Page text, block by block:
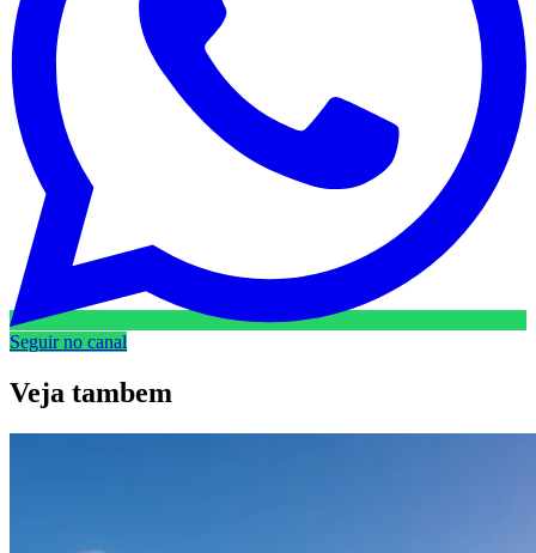
Seguir no canal
Veja tambem